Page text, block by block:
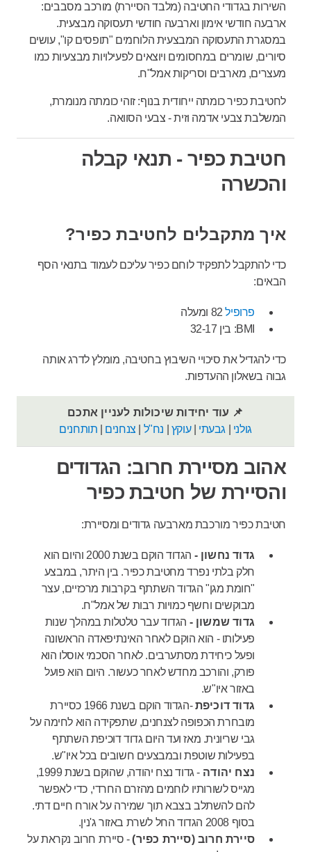
השירות בגדודי החטיבה (מלבד הסיירת) מורכב מסבבים:
ארבעה חודשי אימון וארבעה חודשי תעסוקה מבצעית.
במסגרת התעסוקה המבצעית הלוחמים "תופסים קו", עושים
סיורים, שומרים במחסומים ויוצאים לפעילויות מבצעיות כמו
מעצרים, מארבים וסריקות אמל"ח.
לחטיבת כפיר כומתה ייחודית בנוף: זוהי כומתה מנומרת,
המשלבת צבעי אדמה וזית - צבעי הסוואה.
חטיבת כפיר - תנאי קבלה
והכשרה
איך מתקבלים לחטיבת כפיר?
כדי להתקבל לתפקיד לוחם כפיר עליכם לעמוד בתנאי הסף
הבאים:
פרופיל82 ומעלה
BMI: בין 32-17
כדי להגדיל את סיכויי השיבוץ בחטיבה, מומלץ לדרג אותה
גבוה בשאלון ההעדפות.
📌 עוד יחידות שיכולות לעניין אתכם
גולני
גבעתי |עוקץ נח"ל צנחנים תותחנים
אהוב מסיירת חרוב: הגדודים
והסיירת של חטיבת כפיר
חטיבת כפיר מורכבת מארבעה גדודים ומסיירת:
גדוד נחשון -
הגדוד הוקם בשנת 2000 והיום הוא
חלק בלתי נפרד מחטיבת כפיר. בין היתר, במבצע
"חומת מגן" הגדוד השתתף בקרבות מרכזיים, עצר
מבוקשים וחשף כמויות רבות של אמל"ח.
גדוד שמשון - הגדוד עבר טלטלות במהלך שנות
פעילותו - הוא הוקם לאחר האינתיפאדה הראשונה
ופעל כיחידת מסתערבים. לאחר הסכמי אוסלו הוא
פורק, והורכב מחדש לאחר כעשור. היום הוא פועל
באזור איו"ש.
גדוד דוכיפת
-הגדוד הוקם בשנת 1966 כסיירת
מובחרת הכפופה לצנחנים, שתפקידה הוא לחימה על
גבי שריונית. מאז ועד היום גדוד דוכיפת השתתף
בפעילות שוטפת ובמבצעים חשובים בכל איו"ש.
נצח יהודה
- גדוד נצח יהודה, שהוקם בשנת 1999,
מגייס לשורותיו לוחמים מהזרם החרדי, כדי לאפשר
להם להשתלב בצבא תוך שמירה על אורח חיים דתי.
בסוף 2008 הגדוד החל לשרת באזור ג'נין.
סיירת חרוב (סיירת כפיר)- סיירת חרוב נקראת על